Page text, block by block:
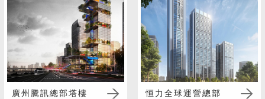
廣州騰訊總部塔樓 恒力全球運營總部